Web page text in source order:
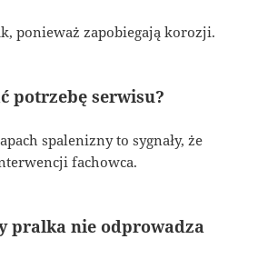
ponieważ zapobiegają korozji.
potrzebę serwisu?
spalenizny to sygnały, że
fachowca.
pralka nie odprowadza